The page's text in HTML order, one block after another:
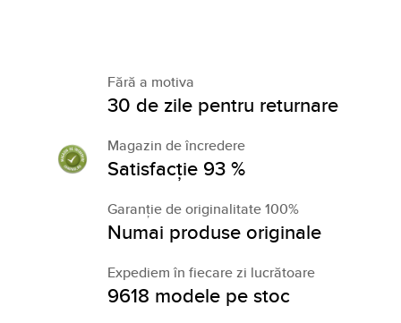
Fără a motiva
30 de zile pentru returnare
Magazin de încredere
Satisfacție 93 %
Garanție de originalitate 100%
Numai produse originale
Expediem în fiecare zi lucrătoare
9618 modele pe stoc